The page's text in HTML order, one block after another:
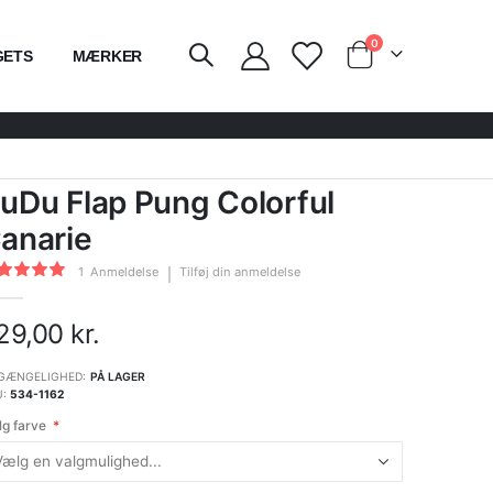
MÆRKER
0varer
Flap Pung Colorful
100
1 Anmeldelse Tilføj din anmeldelse
kr.
PÅ LAGER
534-1162
farve